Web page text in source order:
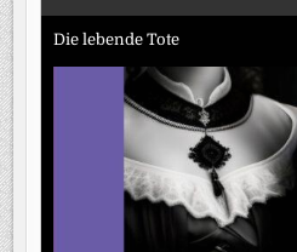
Die lebende Tote